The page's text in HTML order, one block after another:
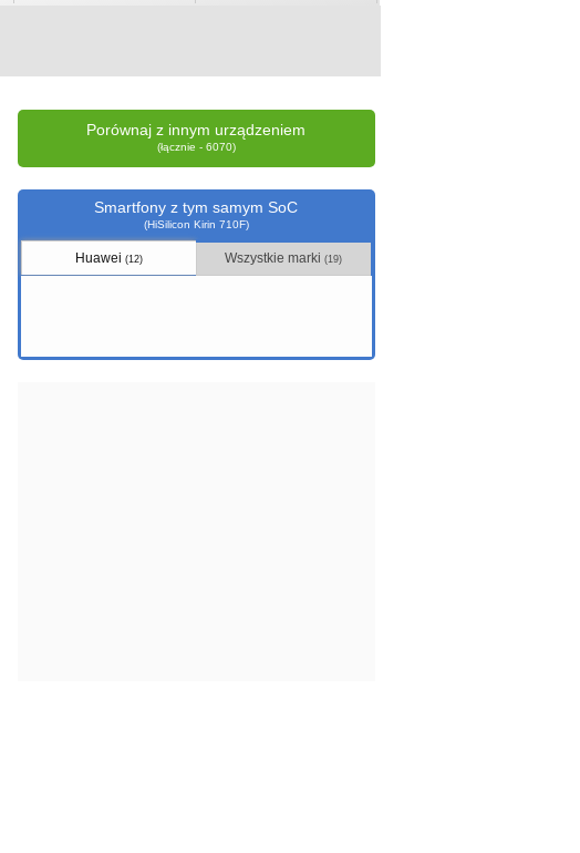
Porównaj z innym urządzeniem
(łącznie - 6070)
Smartfony z tym samym SoC
(HiSilicon Kirin 710F)
Huawei (12) Wszystkie marki(19)